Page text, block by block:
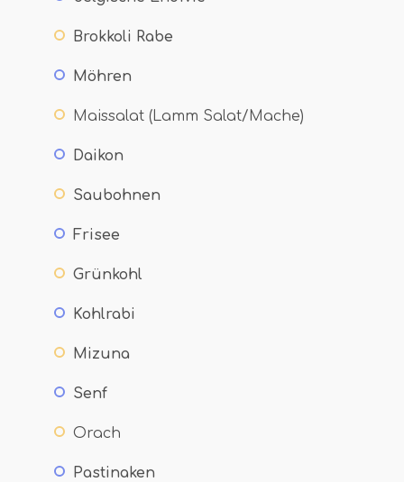
Brokkoli Rabe
Möhren
Maissalat (Lamm Salat/Mache)
Daikon
Saubohnen
Frisee
Grünkohl
Kohlrabi
Mizuna
Senf
Orach
Pastinaken